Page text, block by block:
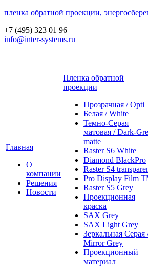
пленка обратной проекции,
+7 (495) 323 01 96
info@inter-systems.ru
Главная
О
компании
Решения
Новости
Пленка обратной
проекции
Прозрачная / Opti
Белая / White
Темно-Серая
матовая / Dark-
matte
Raster S6 White
Diamond BlackPro
Raster S4
Pro Display Film
Raster S5 Grey
Проекционная
краска
SAX Grey
SAX Light Grey
Зеркальная Серая
Mirror Grey
Проекционный
материал